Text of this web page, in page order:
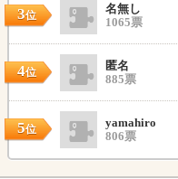
3位
名無し
1065票
4位
匿名
885票
5位
yamahiro
806票